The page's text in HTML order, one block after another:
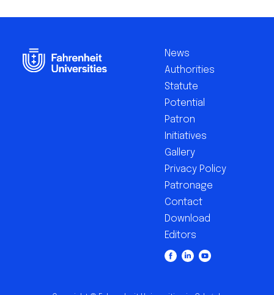
EN
News
Authorities
Statute
Potential
Patron
Initiatives
Gallery
Privacy Policy
Patronage
Contact
Download
Editors